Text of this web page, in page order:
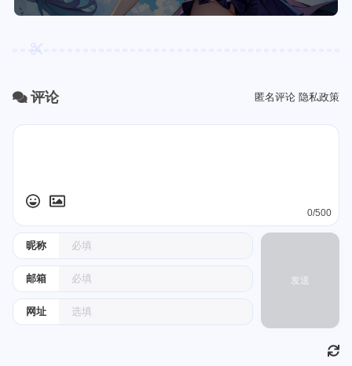
评论 匿名评论 隐私政策
昵称
邮箱
网址
0/500
发送